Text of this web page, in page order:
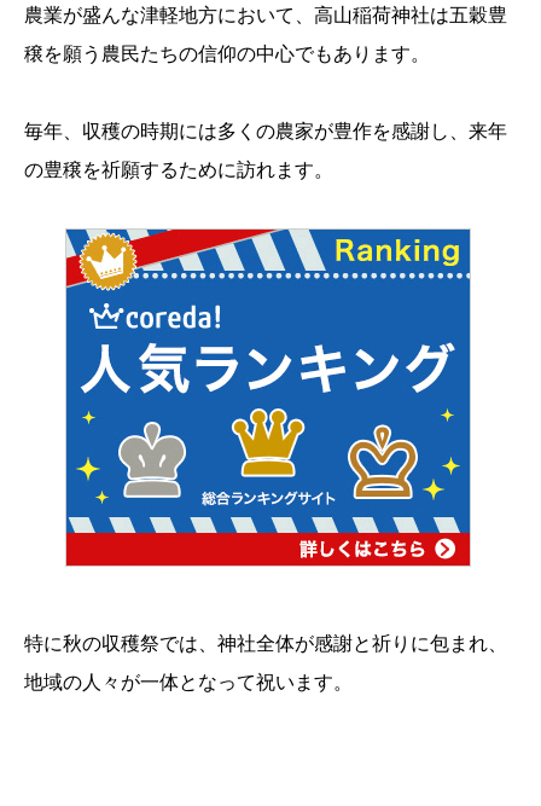
農業が盛んな津軽地方において、高山稲荷神社は五穀豊
穣を願う農民たちの信仰の中心でもあります。
毎年、収穫の時期には多くの農家が豊作を感謝し、来年
の豊穣を祈願するために訪れます。
特に秋の収穫祭では、神社全体が感謝と祈りに包まれ、
地域の人々が一体となって祝います。